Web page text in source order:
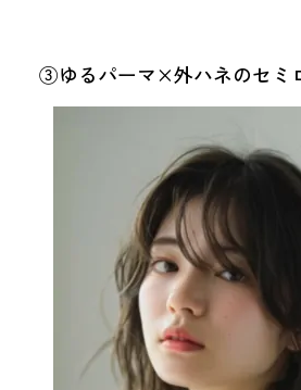
③ゆるパーマ×外ハネのセミ